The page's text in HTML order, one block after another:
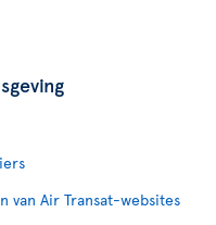
van Air Transat-websites